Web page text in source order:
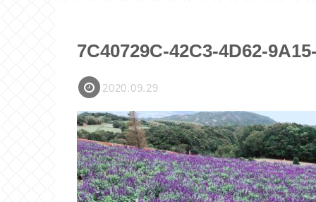
7C40729C-42C3-4D62-
2020.09.29